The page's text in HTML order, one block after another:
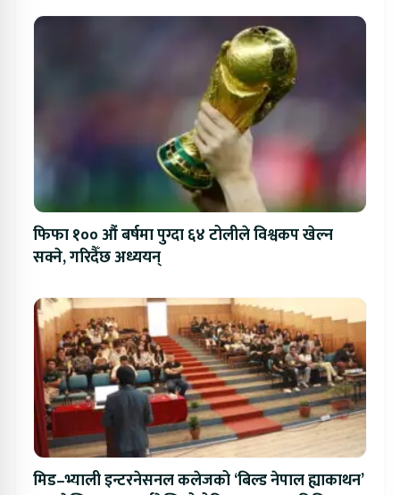
फिफा १०० औं बर्षमा पुग्दा ६४ टोलीले विश्वकप खेल्न
सक्ने, गरिदैँछ अध्ययन्
मिड–भ्याली इन्टरनेसनल कलेजको ‘बिल्ड नेपाल ह्याकाथन’